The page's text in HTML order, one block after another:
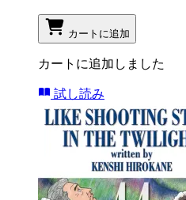
カートに追加
カートに追加しました
試し読み